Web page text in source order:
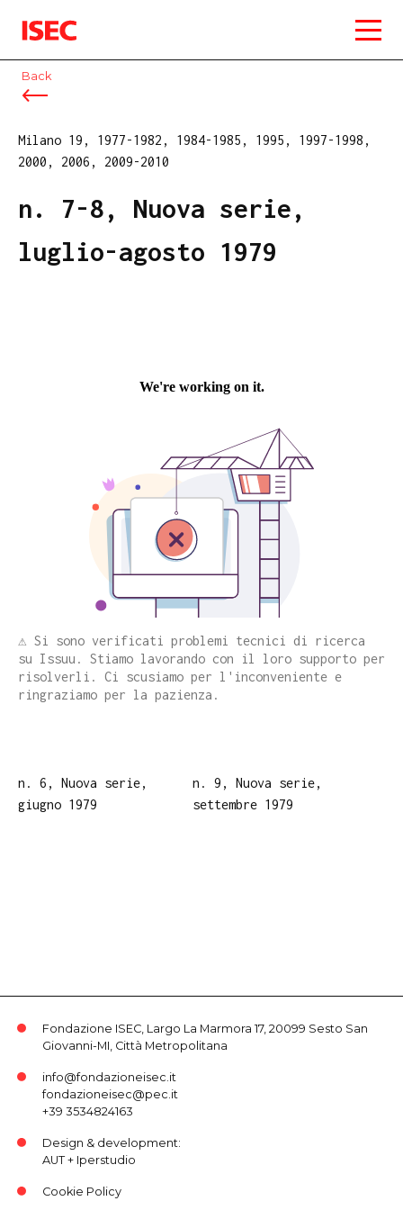
ISEC
Back
Milano 19, 1977-1982, 1984-1985, 1995, 1997-1998,
2000, 2006, 2009-2010
n. 7-8, Nuova serie,
luglio-agosto 1979
⚠️ Si sono verificati problemi tecnici di ricerca
su Issuu. Stiamo lavorando con il loro supporto per
risolverli. Ci scusiamo per l'inconveniente e
ringraziamo per la pazienza.
n. 6, Nuova serie,
giugno 1979
n. 9, Nuova serie,
settembre 1979
Fondazione ISEC, Largo La Marmora 17, 20099 Sesto San
Giovanni-MI, Città Metropolitana
info@fondazioneisec.it
fondazioneisec@pec.it
+39 3534824163
Design & development:
AUT+ Iperstudio
Cookie Policy